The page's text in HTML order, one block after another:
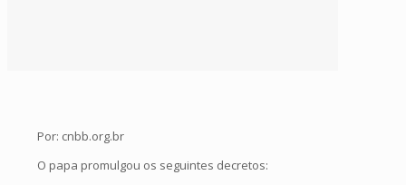
Por: cnbb.org.br
O papa promulgou os seguintes decretos: